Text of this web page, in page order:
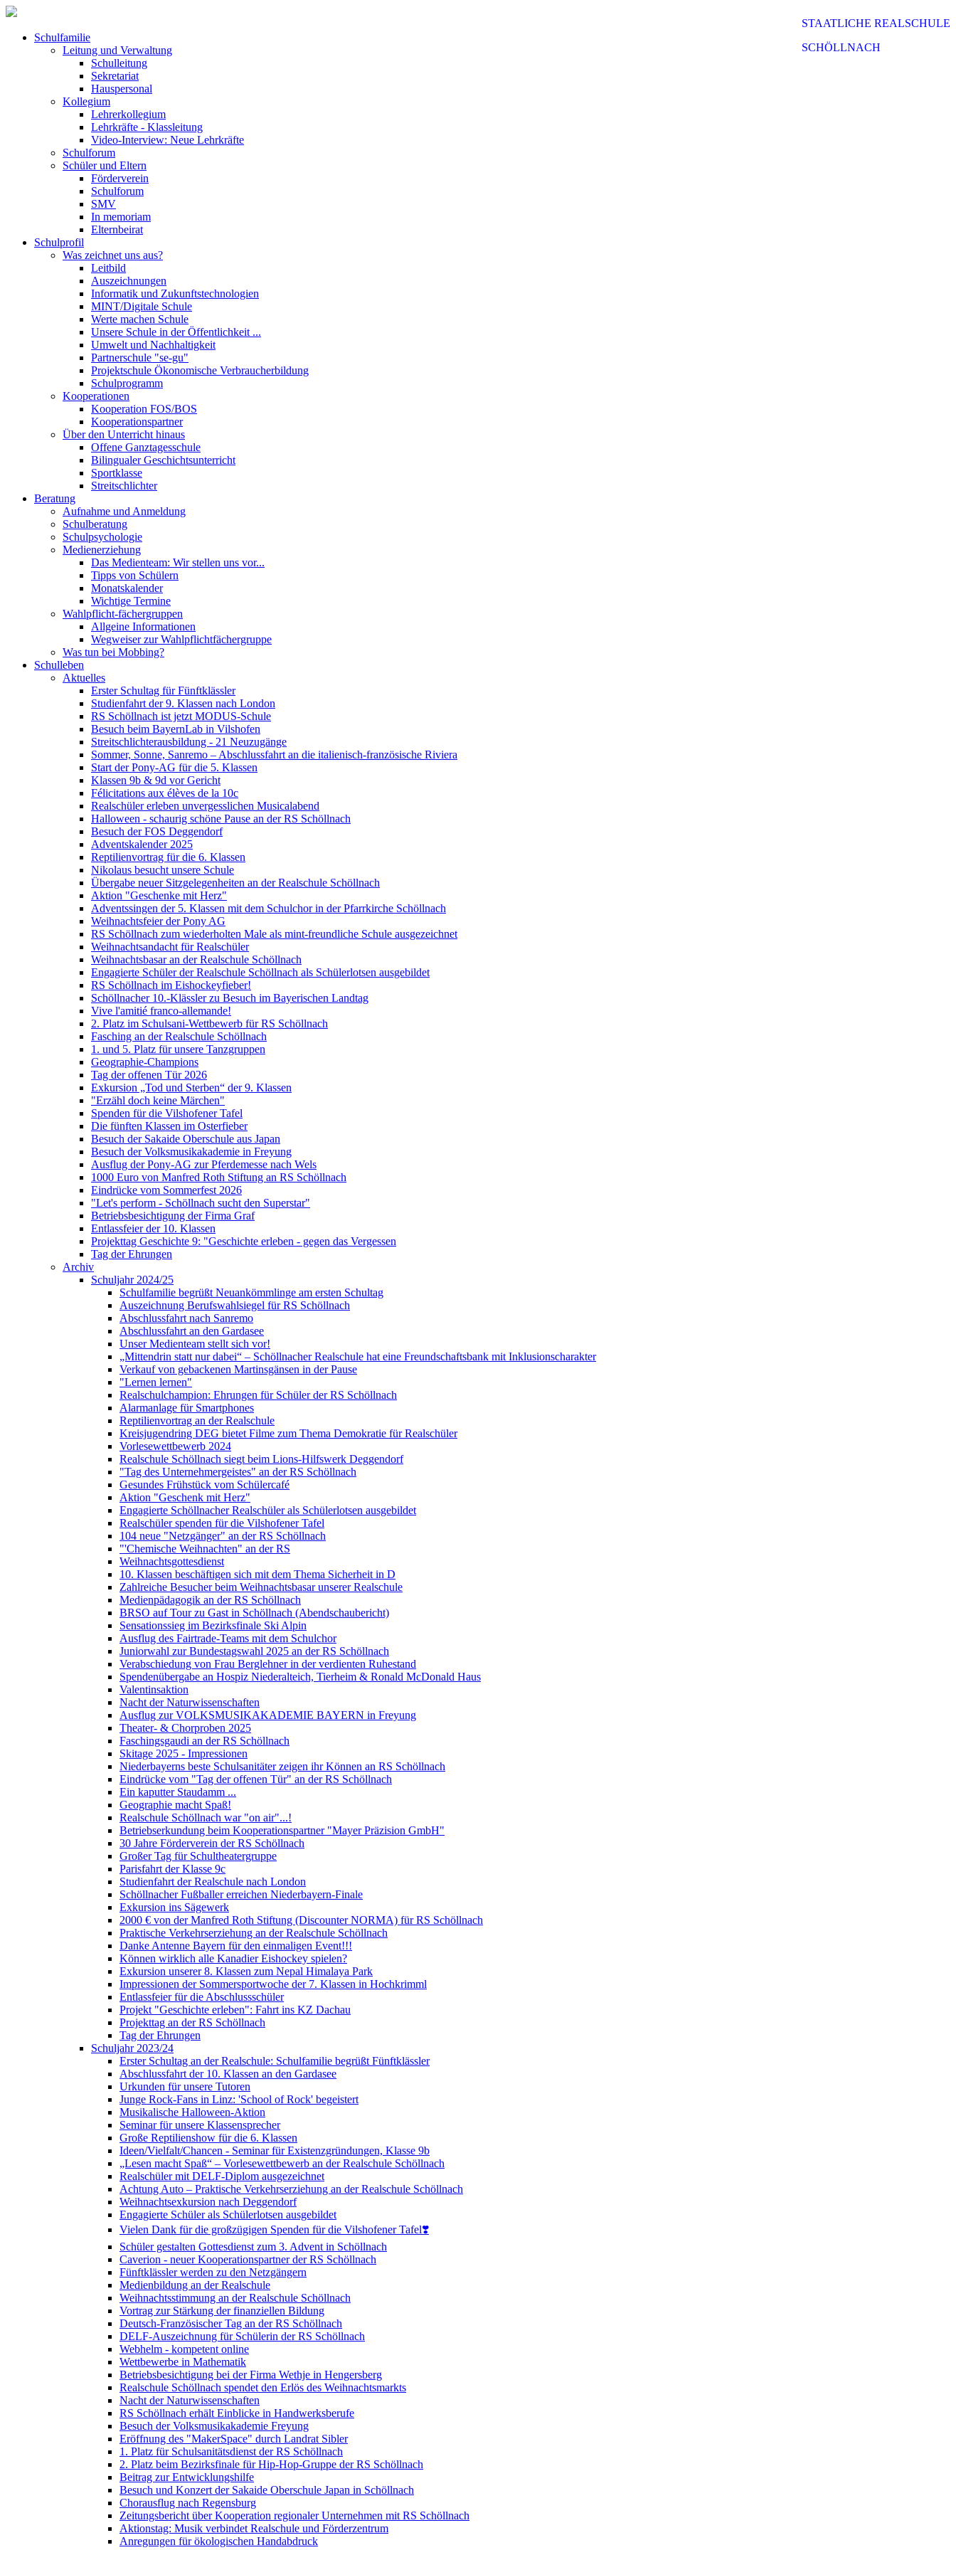
STAATLICHE REALSCHULE
SCHÖLLNACH
Schulfamilie
Leitung und Verwaltung
Schulleitung
Sekretariat
Hauspersonal
Kollegium
Lehrerkollegium
Lehrkräfte - Klassleitung
Video-Interview: Neue Lehrkräfte
Schulforum
Schüler und Eltern
Förderverein
Schulforum
SMV
In memoriam
Elternbeirat
Schulprofil
Was zeichnet uns aus?
Leitbild
Auszeichnungen
Informatik und Zukunftstechnologien
MINT/Digitale Schule
Werte machen Schule
Unsere Schule in der Öffentlichkeit ...
Umwelt und Nachhaltigkeit
Partnerschule "se-gu"
Projektschule Ökonomische Verbraucherbildung
Schulprogramm
Kooperationen
Kooperation FOS/BOS
Kooperationspartner
Über den Unterricht hinaus
Offene Ganztagesschule
Bilingualer Geschichtsunterricht
Sportklasse
Streitschlichter
Beratung
Aufnahme und Anmeldung
Schulberatung
Schulpsychologie
Medienerziehung
Das Medienteam: Wir stellen uns vor...
Tipps von Schülern
Monatskalender
Wichtige Termine
Wahlpflicht-fächergruppen
Allgeine Informationen
Wegweiser zur Wahlpflichtfächergruppe
Was tun bei Mobbing?
Schulleben
Aktuelles
Erster Schultag für Fünftklässler
Studienfahrt der 9. Klassen nach London
RS Schöllnach ist jetzt MODUS-Schule
Besuch beim BayernLab in Vilshofen
Streitschlichterausbildung - 21 Neuzugänge
Sommer, Sonne, Sanremo – Abschlussfahrt an die italienisch-französische Riviera
Start der Pony-AG für die 5. Klassen
Klassen 9b & 9d vor Gericht
Félicitations aux élèves de la 10c
Realschüler erleben unvergesslichen Musicalabend
Halloween - schaurig schöne Pause an der RS Schöllnach
Besuch der FOS Deggendorf
Adventskalender 2025
Reptilienvortrag für die 6. Klassen
Nikolaus besucht unsere Schule
Übergabe neuer Sitzgelegenheiten an der Realschule Schöllnach
Aktion "Geschenke mit Herz"
Adventssingen der 5. Klassen mit dem Schulchor in der Pfarrkirche Schöllnach
Weihnachtsfeier der Pony AG
RS Schöllnach zum wiederholten Male als mint-freundliche Schule ausgezeichnet
Weihnachtsandacht für Realschüler
Weihnachtsbasar an der Realschule Schöllnach
Engagierte Schüler der Realschule Schöllnach als Schülerlotsen ausgebildet
RS Schöllnach im Eishockeyfieber!
Schöllnacher 10.-Klässler zu Besuch im Bayerischen Landtag
Vive l'amitié franco-allemande!
2. Platz im Schulsani-Wettbewerb für RS Schöllnach
Fasching an der Realschule Schöllnach
1. und 5. Platz für unsere Tanzgruppen
Geographie-Champions
Tag der offenen Tür 2026
Exkursion „Tod und Sterben“ der 9. Klassen
"Erzähl doch keine Märchen"
Spenden für die Vilshofener Tafel
Die fünften Klassen im Osterfieber
Besuch der Sakaide Oberschule aus Japan
Besuch der Volksmusikakademie in Freyung
Ausflug der Pony-AG zur Pferdemesse nach Wels
1000 Euro von Manfred Roth Stiftung an RS Schöllnach
Eindrücke vom Sommerfest 2026
"Let's perform - Schöllnach sucht den Superstar"
Betriebsbesichtigung der Firma Graf
Entlassfeier der 10. Klassen
Projekttag Geschichte 9: "Geschichte erleben - gegen das Vergessen
Tag der Ehrungen
Archiv
Schuljahr 2024/25
Schulfamilie begrüßt Neuankömmlinge am ersten Schultag
Auszeichnung Berufswahlsiegel für RS Schöllnach
Abschlussfahrt nach Sanremo
Abschlussfahrt an den Gardasee
Unser Medienteam stellt sich vor!
„Mittendrin statt nur dabei“ – Schöllnacher Realschule hat eine Freundschaftsbank mit Inklusionscharakter
Verkauf von gebackenen Martinsgänsen in der Pause
"Lernen lernen"
Realschulchampion: Ehrungen für Schüler der RS Schöllnach
Alarmanlage für Smartphones
Reptilienvortrag an der Realschule
Kreisjugendring DEG bietet Filme zum Thema Demokratie für Realschüler
Vorlesewettbewerb 2024
Realschule Schöllnach siegt beim Lions-Hilfswerk Deggendorf
"Tag des Unternehmergeistes" an der RS Schöllnach
Gesundes Frühstück vom Schülercafé
Aktion "Geschenk mit Herz"
Engagierte Schöllnacher Realschüler als Schülerlotsen ausgebildet
Realschüler spenden für die Vilshofener Tafel
104 neue "Netzgänger" an der RS Schöllnach
"'Chemische Weihnachten" an der RS
Weihnachtsgottesdienst
10. Klassen beschäftigen sich mit dem Thema Sicherheit in D
Zahlreiche Besucher beim Weihnachtsbasar unserer Realschule
Medienpädagogik an der RS Schöllnach
BRSO auf Tour zu Gast in Schöllnach (Abendschaubericht)
Sensationssieg im Bezirksfinale Ski Alpin
Ausflug des Fairtrade-Teams mit dem Schulchor
Juniorwahl zur Bundestagswahl 2025 an der RS Schöllnach
Verabschiedung von Frau Berglehner in der verdienten Ruhestand
Spendenübergabe an Hospiz Niederalteich, Tierheim & Ronald McDonald Haus
Valentinsaktion
Nacht der Naturwissenschaften
Ausflug zur VOLKSMUSIKAKADEMIE BAYERN in Freyung
Theater- & Chorproben 2025
Faschingsgaudi an der RS Schöllnach
Skitage 2025 - Impressionen
Niederbayerns beste Schulsanitäter zeigen ihr Können an RS Schöllnach
Eindrücke vom "Tag der offenen Tür" an der RS Schöllnach
Ein kaputter Staudamm ...
Geographie macht Spaß!
Realschule Schöllnach war "on air"...!
Betriebserkundung beim Kooperationspartner "Mayer Präzision GmbH"
30 Jahre Förderverein der RS Schöllnach
Großer Tag für Schultheatergruppe
Parisfahrt der Klasse 9c
Studienfahrt der Realschule nach London
Schöllnacher Fußballer erreichen Niederbayern-Finale
Exkursion ins Sägewerk
2000 € von der Manfred Roth Stiftung (Discounter NORMA) für RS Schöllnach
Praktische Verkehrserziehung an der Realschule Schöllnach
Danke Antenne Bayern für den einmaligen Event!!!
Können wirklich alle Kanadier Eishockey spielen?
Exkursion unserer 8. Klassen zum Nepal Himalaya Park
Impressionen der Sommersportwoche der 7. Klassen in Hochkrimml
Entlassfeier für die Abschlussschüler
Projekt "Geschichte erleben": Fahrt ins KZ Dachau
Projekttag an der RS Schöllnach
Tag der Ehrungen
Schuljahr 2023/24
Erster Schultag an der Realschule: Schulfamilie begrüßt Fünftklässler
Abschlussfahrt der 10. Klassen an den Gardasee
Urkunden für unsere Tutoren
Junge Rock-Fans in Linz: 'School of Rock' begeistert
Musikalische Halloween-Aktion
Seminar für unsere Klassensprecher
Große Reptilienshow für die 6. Klassen
Ideen/Vielfalt/Chancen - Seminar für Existenzgründungen, Klasse 9b
„Lesen macht Spaß“ – Vorlesewettbewerb an der Realschule Schöllnach
Realschüler mit DELF-Diplom ausgezeichnet
Achtung Auto – Praktische Verkehrserziehung an der Realschule Schöllnach
Weihnachtsexkursion nach Deggendorf
Engagierte Schüler als Schülerlotsen ausgebildet
Vielen Dank für die großzügigen Spenden für die Vilshofener Tafel❣️
Schüler gestalten Gottesdienst zum 3. Advent in Schöllnach
Caverion - neuer Kooperationspartner der RS Schöllnach
Fünftklässler werden zu den Netzgängern
Medienbildung an der Realschule
Weihnachtsstimmung an der Realschule Schöllnach
Vortrag zur Stärkung der finanziellen Bildung
Deutsch-Französischer Tag an der RS Schöllnach
DELF-Auszeichnung für Schülerin der RS Schöllnach
Webhelm - kompetent online
Wettbewerbe in Mathematik
Betriebsbesichtigung bei der Firma Wethje in Hengersberg
Realschule Schöllnach spendet den Erlös des Weihnachtsmarkts
Nacht der Naturwissenschaften
RS Schöllnach erhält Einblicke in Handwerksberufe
Besuch der Volksmusikakademie Freyung
Eröffnung des "MakerSpace" durch Landrat Sibler
1. Platz für Schulsanitätsdienst der RS Schöllnach
2. Platz beim Bezirksfinale für Hip-Hop-Gruppe der RS Schöllnach
Beitrag zur Entwicklungshilfe
Besuch und Konzert der Sakaide Oberschule Japan in Schöllnach
Chorausflug nach Regensburg
Zeitungsbericht über Kooperation regionaler Unternehmen mit RS Schöllnach
Aktionstag: Musik verbindet Realschule und Förderzentrum
Anregungen für ökologischen Handabdruck